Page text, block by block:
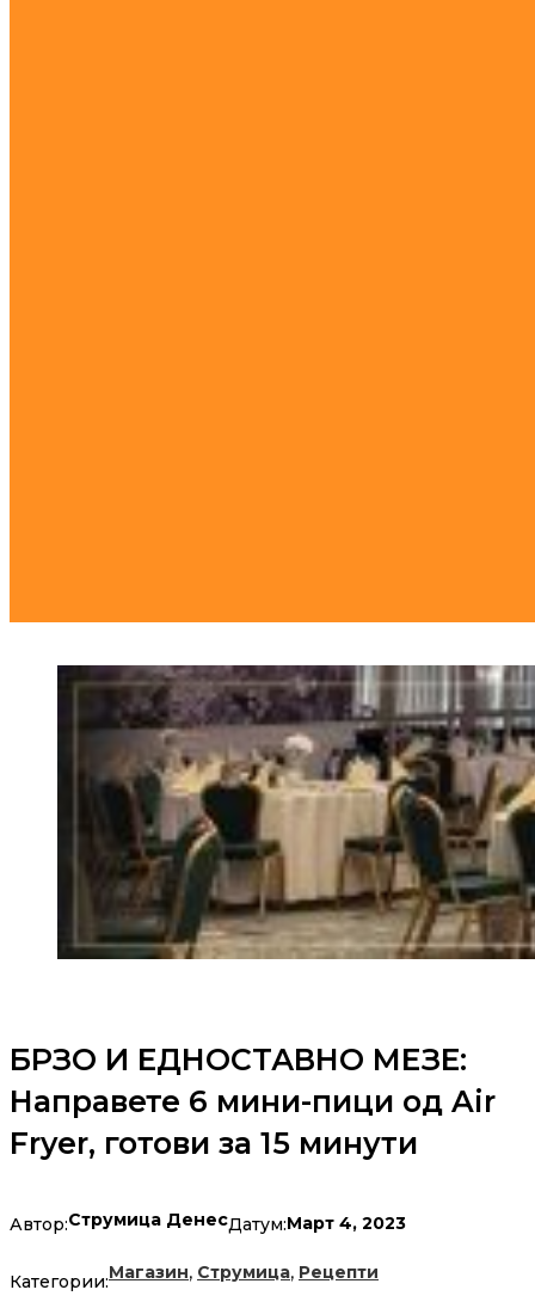
БРЗО И ЕДНОСТАВНО МЕЗЕ:
Направете 6 мини-пици од Air
Fryer, готови за 15 минути
Автор:Струмица ДенесДатум:Март 4, 2023
Категории:Магазин, Струмица, Рецепти